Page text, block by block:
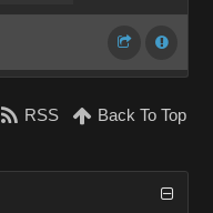
RSS Back To Top